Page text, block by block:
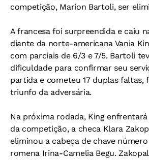
competição, Marion Bartoli, ser
A francesa foi surpreendida e caiu
diante da norte-americana Vania
com parciais de 6/3 e 7/5. Bartoli
dificuldade para confirmar seu
partida e cometeu 17 duplas faltas,
triunfo da adversária.
Na próxima rodada, King
da competição, a checa Klara
eliminou a cabeça de chave
romena Irina-Camelia Begu.